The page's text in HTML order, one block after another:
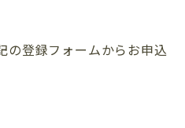
の登録フォームからお申込